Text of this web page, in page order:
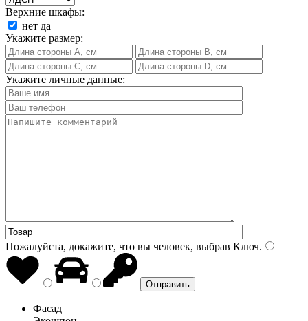
Верхние шкафы:
нет да
Укажите размер:
Укажите личные данные:
Пожалуйста, докажите, что вы человек, выбрав Ключ.
Фасад